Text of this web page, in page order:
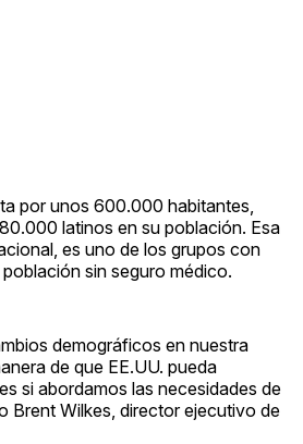
por unos 600.000 habitantes,
latinos en su población. Esa
es uno de los grupos con
sin seguro médico.
demográficos en nuestra
de que EE.UU. pueda
si abordamos las necesidades de
Brent Wilkes, director ejecutivo de